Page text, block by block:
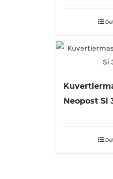
Neopost Si